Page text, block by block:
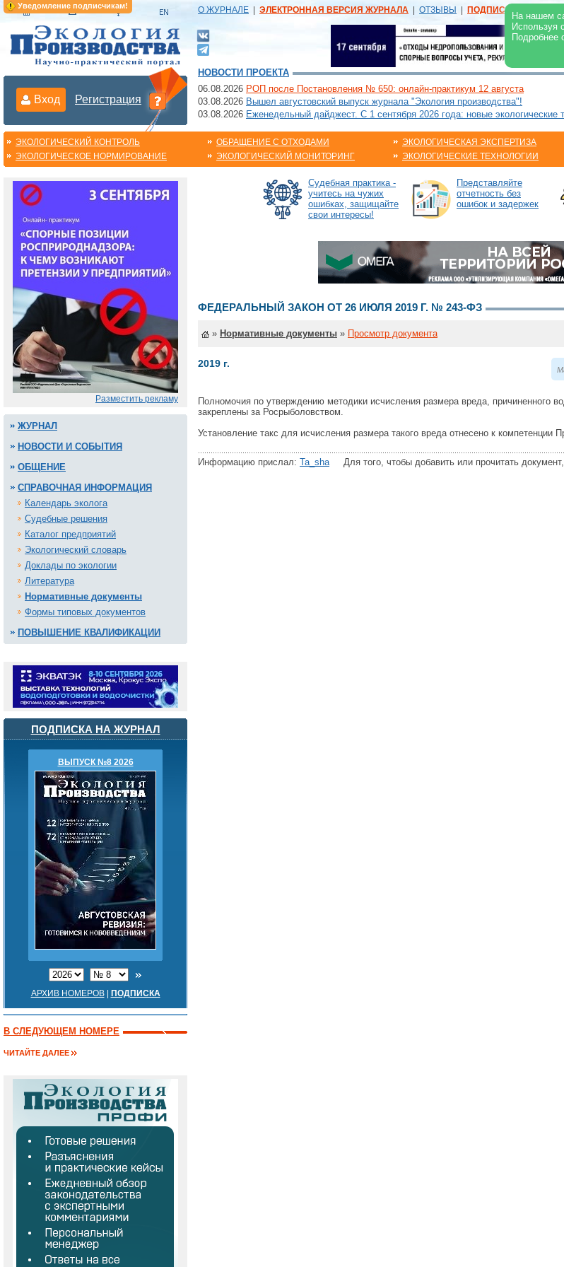
Уведомление подписчикам!
На нашем
Используя
Подробнее
О ЖУРНАЛЕ ЭЛЕКТРОННАЯ ВЕРСИЯ ЖУРНАЛА ОТЗЫВЫ ПОДПИСКА |
Вход Регистрация
НОВОСТИ ПРОЕКТА
06.08.2026 РОП после Постановления № 650: онлайн-практикум 12 августа
03.08.2026 Вышел августовский выпуск журнала "Экология производства"!
03.08.2026 Еженедельный дайджест. С 1 сентября 2026 года: новые экологические
ЭКОЛОГИЧЕСКИЙ КОНТРОЛЬ
ЭКОЛОГИЧЕСКОЕ НОРМИРОВАНИЕ
ОБРАЩЕНИЕ С ОТХОДАМИ
ЭКОЛОГИЧЕСКИЙ МОНИТОРИНГ
ЭКОЛОГИЧЕСКАЯ ЭКСПЕРТИЗА
ЭКОЛОГИЧЕСКИЕ ТЕХНОЛОГИИ
Разместить рекламу
ЖУРНАЛ
НОВОСТИ И СОБЫТИЯ
ОБЩЕНИЕ
СПРАВОЧНАЯ ИНФОРМАЦИЯ
Календарь эколога
Судебные решения
Каталог предприятий
Экологический словарь
Доклады по экологии
Литература
Нормативные документы
Формы типовых документов
ПОВЫШЕНИЕ КВАЛИФИКАЦИИ
ПОДПИСКА НА ЖУРНАЛ
ВЫПУСК №8 2026
АРХИВ НОМЕРОВ| ПОДПИСКА
В СЛЕДУЮЩЕМ НОМЕРЕ
ЧИТАЙТЕ ДАЛЕЕ
Судебная практика -
учитесь на чужих
ошибках, защищайте
свои интересы!
Представляйте
отчетность без
ошибок и задержек
ФЕДЕРАЛЬНЫЙ ЗАКОН ОТ 26 ИЮЛЯ 2019 Г. № 243-ФЗ
» Нормативные документы » Просмотр документа
2019 г.
Полномочия по утверждению методики исчисления размера вреда, причиненного
закреплены за Росрыболовством.
Установление такс для исчисления размера такого вреда отнесено к компетенции
Информацию прислал: Ta_shaДля того, чтобы добавить или прочитать